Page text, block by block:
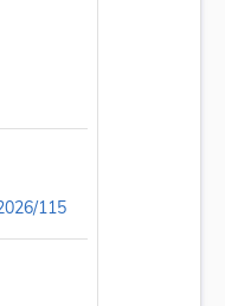
pour
115